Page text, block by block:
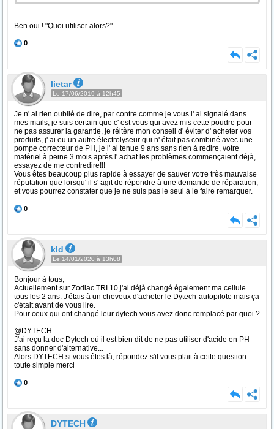
Ben oui ! "Quoi utiliser alors?"
0
lietar
Le 17/06/2019 à 12h45
Je n' ai rien oublié de dire, par contre comme je vous l' ai signalé dans
mes mails, je suis certain que c' est vous qui avez mis cette poudre pour
ne pas assurer la garantie, je réitère mon conseil d' éviter d' acheter vos
produits, j' ai eu un autre électrolyseur qui n' était pas combiné avec une
pompe correcteur de PH, je l' ai tenue 9 ans sans rien à redire, votre
matériel à peine 3 mois après l' achat les problèmes commençaient déjà,
essayez de me contredire!!!
Vous êtes beaucoup plus rapide à essayer de sauver votre très mauvaise
réputation que lorsqu' il s' agit de répondre à une demande de réparation,
et vous pourrez constater que je ne suis pas le seul à le faire remarquer.
0
kld
Le 14/01/2020 à 13h08
Bonjour à tous,
Actuellement sur Zodiac TRI 10 j'ai déjà changé également ma cellule
tous les 2 ans. J'étais à un cheveux d'acheter le Dytech-autopilote mais ça
c'était avant de vous lire.
Pour ceux qui ont changé leur dytech vous avez donc remplacé par quoi ?
@DYTECH
J'ai reçu la doc Dytech où il est bien dit de ne pas utiliser d'acide en PH-
sans donner d'alternative...
Alors DYTECH si vous êtes là, répondez s'il vous plait à cette question
toute simple merci
0
DYTECH